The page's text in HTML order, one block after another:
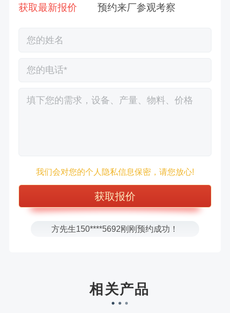
获取最新报价 预约来厂参观考察
我们会对您的个人隐私信息保密，请您放心!
张先生156****2060刚刚预约成功！
张先生131****7997刚刚预约成功！
方先生150****5692刚刚预约成功！
徐先生132****0391刚刚预约成功！
相关产品